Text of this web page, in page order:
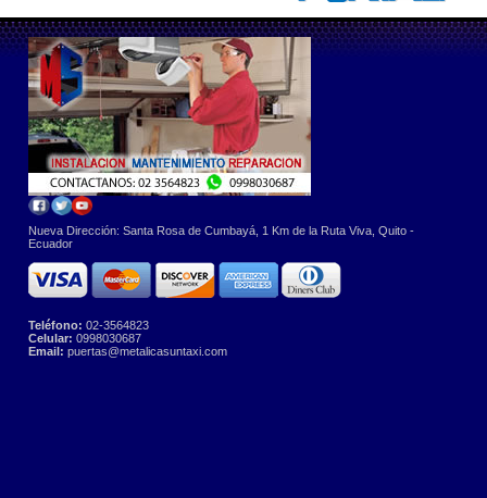
Nueva Dirección: Santa Rosa de Cumbayá, 1 Km de la Ruta Viva, Quito -
Ecuador
Teléfono: 02-3564823
Celular: 0998030687
Email: puertas@metalicasuntaxi.com